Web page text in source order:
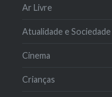
Ar Livre
Atualidade e Sociedade
Cinema
Crianças